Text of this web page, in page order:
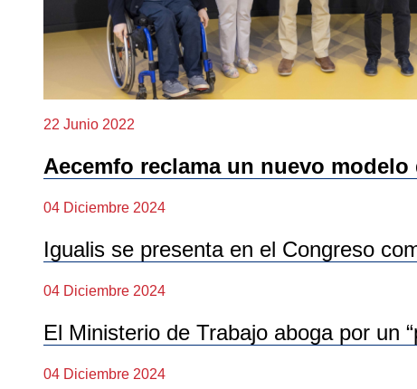
22 Junio 2022
Aecemfo reclama un nuevo
04 Diciembre 2024
Igualis se presenta en el Congreso
04 Diciembre 2024
El Ministerio de Trabajo aboga por un
04 Diciembre 2024